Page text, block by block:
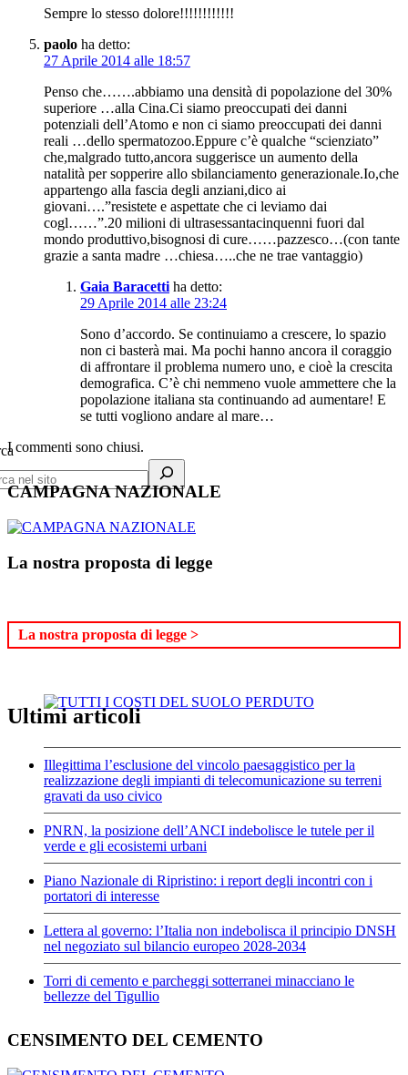
Sempre lo stesso dolore!!!!!!!!!!!!
paolo ha detto:
27 Aprile 2014 alle 18:57
Penso che…….abbiamo una densità di popolazione del 30%
superiore …alla Cina.Ci siamo preoccupati dei danni
potenziali dell’Atomo e non ci siamo preoccupati dei danni
reali …dello spermatozoo.Eppure c’è qualche “scienziato”
che,malgrado tutto,ancora suggerisce un aumento della
natalità per sopperire allo sbilanciamento generazionale.Io,che
appartengo alla fascia degli anziani,dico ai
giovani….”resistete e aspettate che ci leviamo dai
cogl……”.20 milioni di ultrasessantacinquenni fuori dal
mondo produttivo,bisognosi di cure……pazzesco…(con tante
grazie a santa madre …chiesa…..che ne trae vantaggio)
Gaia Baracetti ha detto:
29 Aprile 2014 alle 23:24
Sono d’accordo. Se continuiamo a crescere, lo spazio
non ci basterà mai. Ma pochi hanno ancora il coraggio
di affrontare il problema numero uno, e cioè la crescita
demografica. C’è chi nemmeno vuole ammettere che la
popolazione italiana sta continuando ad aumentare! E
se tutti vogliono andare al mare…
I commenti sono chiusi.
CAMPAGNA NAZIONALE
La nostra proposta di legge
La nostra proposta di legge >
Ultimi articoli
Illegittima l’esclusione del vincolo paesaggistico per la
realizzazione degli impianti di telecomunicazione su terreni
gravati da uso civico
PNRN, la posizione dell’ANCI indebolisce le tutele per il
verde e gli ecosistemi urbani
Piano Nazionale di Ripristino: i report degli incontri con i
portatori di interesse
Lettera al governo: l’Italia non indebolisca il principio DNSH
nel negoziato sul bilancio europeo 2028-2034
Torri di cemento e parcheggi sotterranei minacciano le
bellezze del Tigullio
CENSIMENTO DEL CEMENTO